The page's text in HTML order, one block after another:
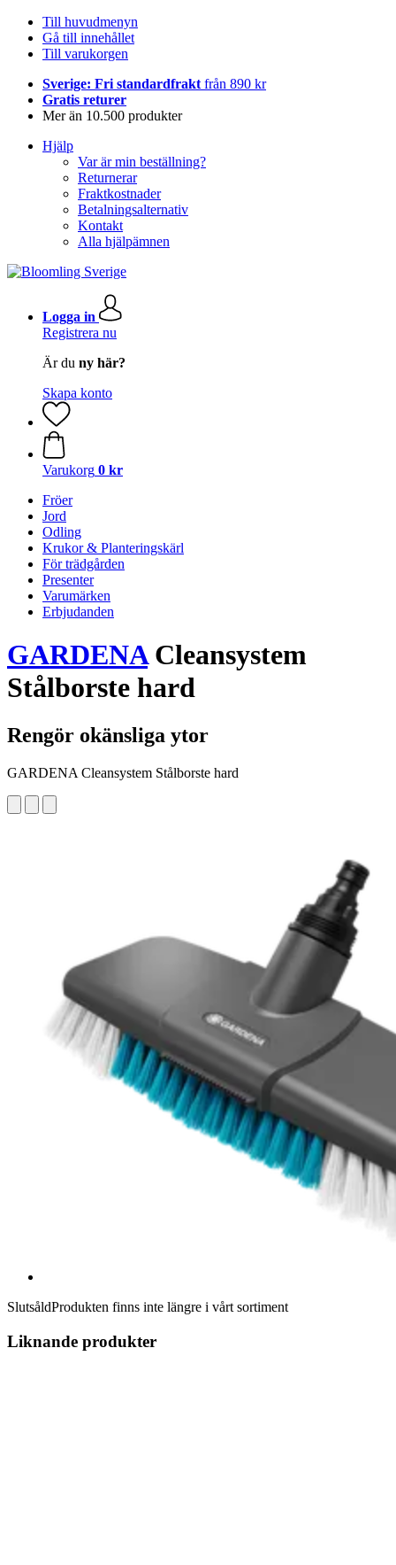
Till huvudmenyn
Gå till innehållet
Till varukorgen
Sverige: Fri standardfrakt från 890 kr
Gratis returer
Mer än 10.500 produkter
Hjälp
Var är min beställning?
Returnerar
Fraktkostnader
Betalningsalternativ
Kontakt
Alla hjälpämnen
Logga in
Registrera nu
Är du ny här?
Skapa konto
Varukorg 0 kr
Fröer
Jord
Odling
Krukor & Planteringskärl
För trädgården
Presenter
Varumärken
Erbjudanden
GARDENACleansystem
Stålborste hard
Rengör okänsliga ytor
GARDENA Cleansystem Stålborste hard
SlutsåldProdukten finns inte längre i vårt sortiment
Liknande produkter